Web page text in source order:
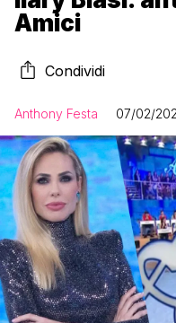
Amici
Condividi
Anthony Festa 07/02/